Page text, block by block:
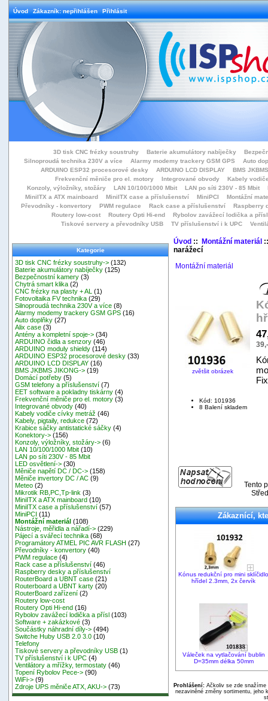
Úvod Zákazník: nepřihlášen Přihlásit
3D tisk CNC frézky soustruhy Baterie akumulátory nabíječky
Silnoproudá technika 230V a více
Alarmy modemy trackery GSM GPS
Auto
ARDUINO ESP32 procesorové desky
ARDUINO LCD DISPLAY
BMS
Frekvenční měniče pro el. motory
Integrované obvody
Kabely
Konzoly, výložníky, stožáry
LAN 10/100/1000 Mbit LAN po síti 230V - 85 Mbit
MiniITX a ATX mainboard
MiniITX case a příslušenství MiniPCI
Montážní
Převodníky - konvertory
PWM regulace Rack case a příslušenství
Raspberry
Routery low-cost
Routery Opti Hi-end
Rybolov zavážecí lodička a přísl
Tiskové servery a převodníky USB
TV příslušenství i k UPC
Kategorie
3D tisk CNC frézky soustruhy-> (132)
Baterie akumulátory nabíječky (125)
Bezpečnostní kamery (3)
Chytrá smart klika (2)
CNC frézky na plasty + AL
(1)
Fotovoltaika FV technika (29)
Silnoproudá technika 230V a více (8)
Alarmy modemy trackery GSM GPS (16)
Auto doplňky (27)
Alix case (3)
Antény a kompletní spoje-> (34)
ARDUINO čidla a senzory (46)
ARDUINO moduly shieldy (114)
ARDUINO ESP32 procesorové desky (33)
ARDUINO LCD DISPLAY (16)
BMS JKBMS JIKONG-> (19)
Domácí potřeby (5)
GSM telefony a příslušenství (7)
EET software a pokladny tiskárny (4)
Frekvenční měniče pro el. motory (3)
Integrované obvody (40)
Kabely vodiče cívky metráž (46)
Kabely, pigtaily, redukce (72)
Krabice sáčky antistatické sáčky (4)
Konektory-> (156)
Konzoly, výložníky, stožáry-> (6)
LAN 10/100/1000 Mbit (10)
LAN po síti 230V - 85 Mbit
LED osvětlení-> (30)
Měniče napětí DC / DC-> (158)
Měniče invertory DC / AC (9)
Meteo (2)
Mikrotik RB,PC,Tp-link (3)
MiniITX a ATX mainboard (10)
MiniITX case a příslušenství (57)
MiniPCI (11)
Montážní materiál (108)
Nástroje, měřidla a nářadí-> (229)
Pájecí a svářecí technika (68)
Programátory ATMEL PIC AVR FLASH (27)
Převodníky - konvertory (40)
PWM regulace (4)
Rack case a příslušenství (46)
Raspberry desky a příslušenství
RouterBoard a UBNT case (21)
Routerboard a UBNT karty (20)
RouterBoard zařízení (2)
Routery low-cost
Routery Opti Hi-end (16)
Rybolov zavážecí lodička a přísl (103)
Software + zakázkové (3)
Součástky náhradní díly-> (494)
Switche Huby USB 2.0 3.0 (10)
Telefony
Tiskové servery a převodníky USB (1)
TV příslušenství i k UPC (4)
Ventilátory a mřížky, termostaty (46)
Topení Rybolov Pece-> (90)
WiFi-> (9)
Zdroje UPS měniče ATX, AKU-> (73)
Úvod:: Montážní materiál::
narážecí
Montážní materiál
zvětšit obrázek
Kód: 101936
8 Balení skladem
Tento
Zákaznící,
Kónus redukční pro mini
hřídel 2.3mm, 2x červík
Váleček na vytlačování bublin
D=35mm délka 50mm
Prohlášení:Ačkoliv se zde snažíme
nezaviněné změny sortimentu, jeho